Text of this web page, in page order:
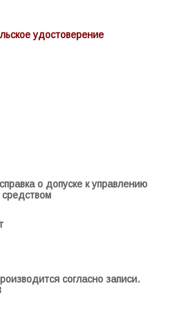
удостоверение
о допуске к управлению
согласно записи.